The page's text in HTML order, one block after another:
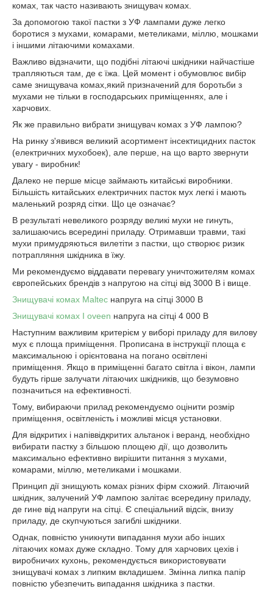
комах, так часто називають знищувач комах.
За допомогою такої пастки з УФ лампами дуже легко
боротися з мухами, комарами, метеликами, міллю, мошками
і іншими літаючими комахами.
Важливо відзначити, що подібні літаючі шкідники найчастіше
трапляються там, де є їжа. Цей момент і обумовлює вибір
саме знищувача комах,який призначений для боротьби з
мухами не тільки в господарських приміщеннях, але і
харчових.
Як же правильно вибрати знищувач комах з УФ лампою?
На ринку з'явився великий асортимент інсектицидних пасток
(електричних мухобоек), але перше, на що варто звернути
увагу - виробник!
Далеко не перше місце займають китайські виробники.
Більшість китайських електричних пасток мух легкі і мають
маленький розряд сітки. Що це означає?
В результаті невеликого розряду великі мухи не гинуть,
залишаючись всередині приладу. Отримавши травми, такі
мухи примудряються вилетіти з пастки, що створює ризик
потрапляння шкідника в їжу.
Ми рекомендуємо віддавати перевагу уничтожителям комах
європейських брендів з напругою на сітці від 3000 В і вище.
Знищувачі комах Maltec напруга на сітці 3000 В
Знищувачі комах І oveen напруга на сітці 4 000 В
Наступним важливим критерієм у виборі приладу для вилову
мух є площа приміщення. Прописана в інструкції площа є
максимальною і орієнтована на погано освітлені
приміщення. Якщо в приміщенні багато світла і вікон, лампи
будуть гірше залучати літаючих шкідників, що безумовно
позначиться на ефективності.
Тому, вибираючи прилад рекомендуємо оцінити розмір
приміщення, освітленість і можливі місця установки.
Для відкритих і напіввідкритих альтанок і веранд, необхідно
вибирати пастку з більшою площею дії, що дозволить
максимально ефективно вирішити питання з мухами,
комарами, міллю, метеликами і мошками.
Принцип дії знищують комах різних фірм схожий. Літаючий
шкідник, залучений УФ лампою залітає всередину приладу,
де гине від напруги на сітці. Є спеціальний відсік, внизу
приладу, де скупчуються загиблі шкідники.
Однак, повністю уникнути випадання мухи або інших
літаючих комах дуже складно. Тому для харчових цехів і
виробничих кухонь, рекомендується використовувати
знищувачі комах з липким вкладишем. Змінна липка папір
повністю убезпечить випадання шкідника з пастки.